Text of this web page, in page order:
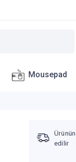
Mousepad
edilir